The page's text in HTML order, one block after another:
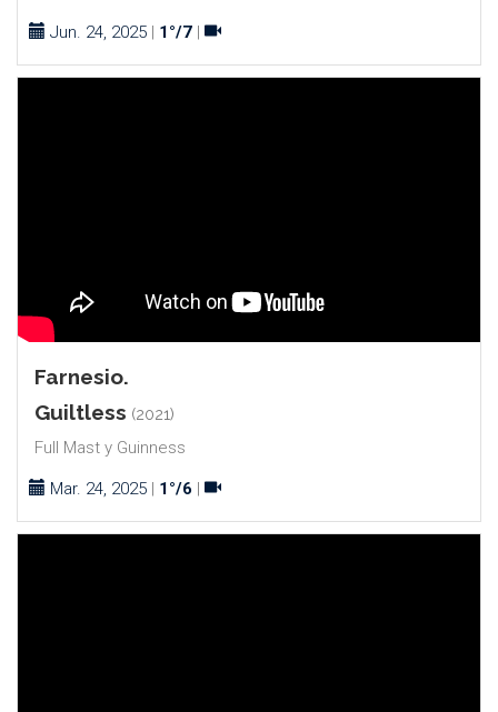
Jun. 24, 2025 | 1°/7 |
Farnesio.
Guiltless (2021)
Full Mast y Guinness
Mar. 24, 2025 | 1°/6 |